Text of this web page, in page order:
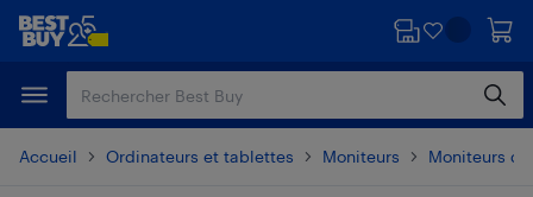
Passer
principal
Passer
Accueil Ordinateurs et tablettes Moniteurs Moniteurs